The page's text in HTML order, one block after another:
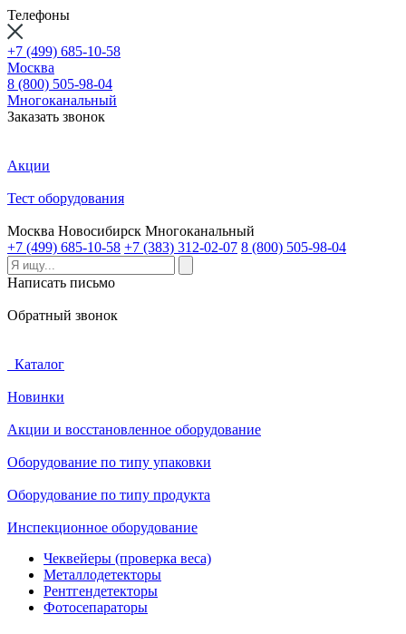
Телефоны
+7 (499) 685-10-58
Москва
8 (800) 505-98-04
Многоканальный
Заказать звонок
Акции
Тест оборудования
Москва Новосибирск Многоканальный
+7 (499) 685-10-58 +7 (383) 312-02-07 8 (800) 505-98-04
Написать письмо
Обратный звонок
Каталог
Новинки
Акции и восстановленное оборудование
Оборудование по типу упаковки
Оборудование по типу продукта
Инспекционное оборудование
Чеквейеры (проверка веса)
Металлодетекторы
Рентгендетекторы
Фотосепараторы